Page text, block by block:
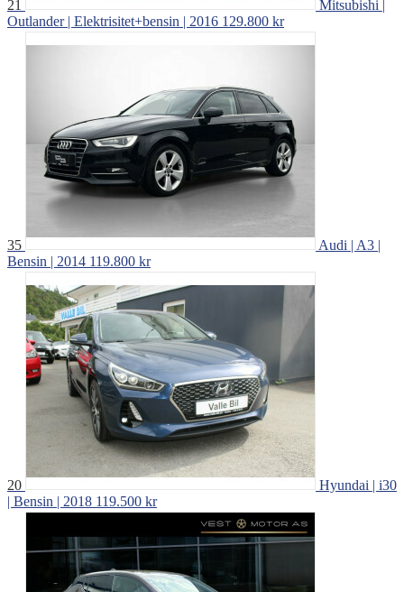
21
Mitsubishi |
Outlander | Elektrisitet+bensin | 2016 129.800 kr
35
Audi | A3 |
Bensin | 2014 119.800 kr
20
Hyundai | i30
| Bensin | 2018 119.500 kr